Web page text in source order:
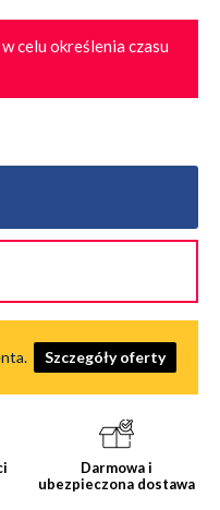
celu określenia czasu
Szczegóły oferty
Darmowa i
ubezpieczona dostawa